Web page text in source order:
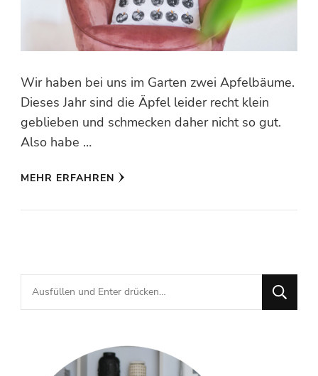
Wir haben bei uns im Garten zwei Apfelbäume.
Dieses Jahr sind die Äpfel leider recht klein
geblieben und schmecken daher nicht so gut.
Also habe …
MEHR ERFAHREN
Suchst
du